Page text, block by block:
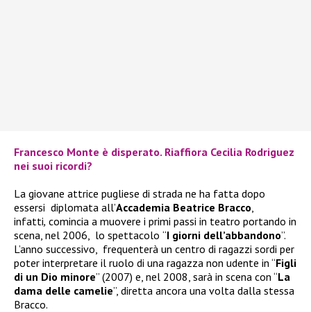
Francesco Monte è disperato. Riaffiora Cecilia Rodriguez
nei suoi ricordi?
La giovane attrice pugliese di strada ne ha fatta dopo
essersi diplomata all’Accademia Beatrice Bracco
infatti, comincia a muovere i primi passi in teatro portando in
scena, nel 2006, lo spettacolo “I giorni dell’abbandono”.
L’anno successivo, frequenterà un centro di ragazzi sordi per
poter interpretare il ruolo di una ragazza non udente in “Figli
di un Dio minore” (2007) e, nel 2008, sarà in scena con “La
dama delle camelie”, diretta ancora una volta dalla stessa
Bracco.